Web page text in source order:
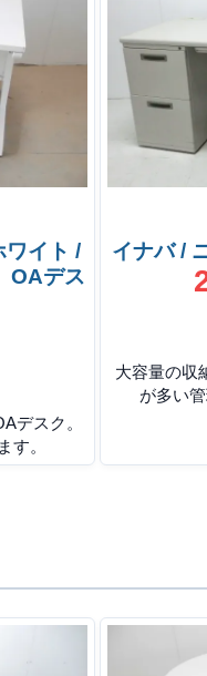
ワイト /
OAデス
デスク。
す。
イナバ /
大容量の収
が多い